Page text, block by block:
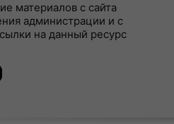
материалов с сайта
администрации и с
на данный ресурс